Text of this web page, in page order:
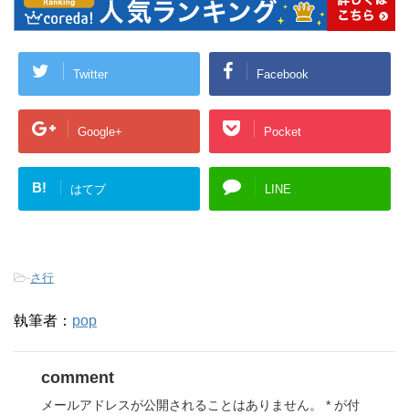
Twitter Facebook
Google+ Pocket
B! はてブ LINE
-さ行
執筆者： pop
comment
メールアドレスが公開されることはありません。 * が付